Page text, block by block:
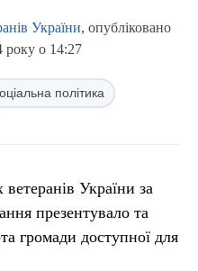
України, опубліковано
року о 14:27
політика
ветеранів України за
презентувало та
громади доступної для